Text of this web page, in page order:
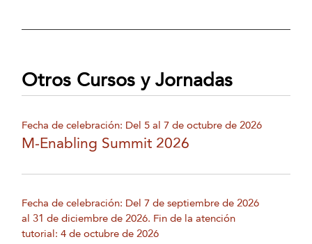
Otros Cursos y Jornadas
Fecha de celebración: Del 5 al 7 de octubre de 2026
M-Enabling Summit 2026
Fecha de celebración: Del 7 de septiembre de 2026
al 31 de diciembre de 2026. Fin de la atención
tutorial: 4 de octubre de 2026